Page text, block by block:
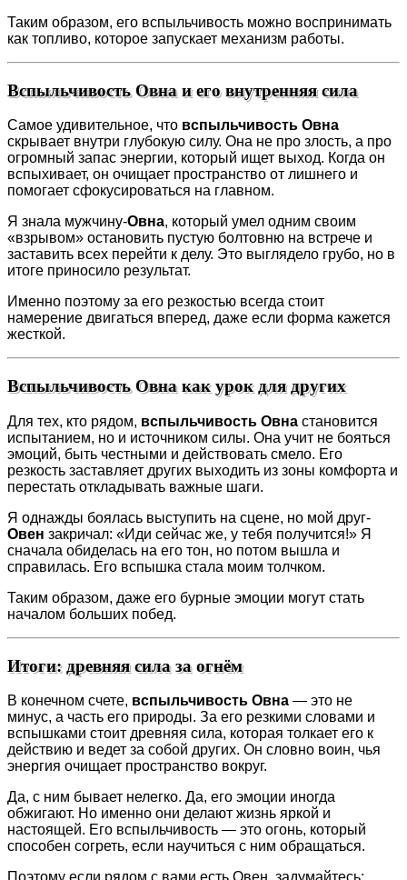
Таким образом, его вспыльчивость можно воспринимать
как топливо, которое запускает механизм работы.
Вспыльчивость Овна и его внутренняя сила
Самое удивительное, что вспыльчивость Овна
скрывает внутри глубокую силу. Она не про злость, а про
огромный запас энергии, который ищет выход. Когда он
вспыхивает, он очищает пространство от лишнего и
помогает сфокусироваться на главном.
Я знала мужчину-Овна, который умел одним своим
«взрывом» остановить пустую болтовню на встрече и
заставить всех перейти к делу. Это выглядело грубо, но в
итоге приносило результат.
Именно поэтому за его резкостью всегда стоит
намерение двигаться вперед, даже если форма кажется
жесткой.
Вспыльчивость Овна как урок для других
Для тех, кто рядом, вспыльчивость Овна становится
испытанием, но и источником силы. Она учит не бояться
эмоций, быть честными и действовать смело. Его
резкость заставляет других выходить из зоны комфорта и
перестать откладывать важные шаги.
Я однажды боялась выступить на сцене, но мой друг-
Овен закричал: «Иди сейчас же, у тебя получится!» Я
сначала обиделась на его тон, но потом вышла и
справилась. Его вспышка стала моим толчком.
Таким образом, даже его бурные эмоции могут стать
началом больших побед.
Итоги: древняя сила за огнём
В конечном счете, вспыльчивость Овна — это не
минус, а часть его природы. За его резкими словами и
вспышками стоит древняя сила, которая толкает его к
действию и ведет за собой других. Он словно воин, чья
энергия очищает пространство вокруг.
Да, с ним бывает нелегко. Да, его эмоции иногда
обжигают. Но именно они делают жизнь яркой и
настоящей. Его вспыльчивость — это огонь, который
способен согреть, если научиться с ним обращаться.